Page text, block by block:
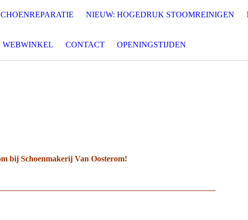
NIEUW: HOGEDRUK STOOMREINIGEN
WEBWINKEL CONTACT OPENINGSTIJDEN
bij Schoenmakerij Van Oosterom!